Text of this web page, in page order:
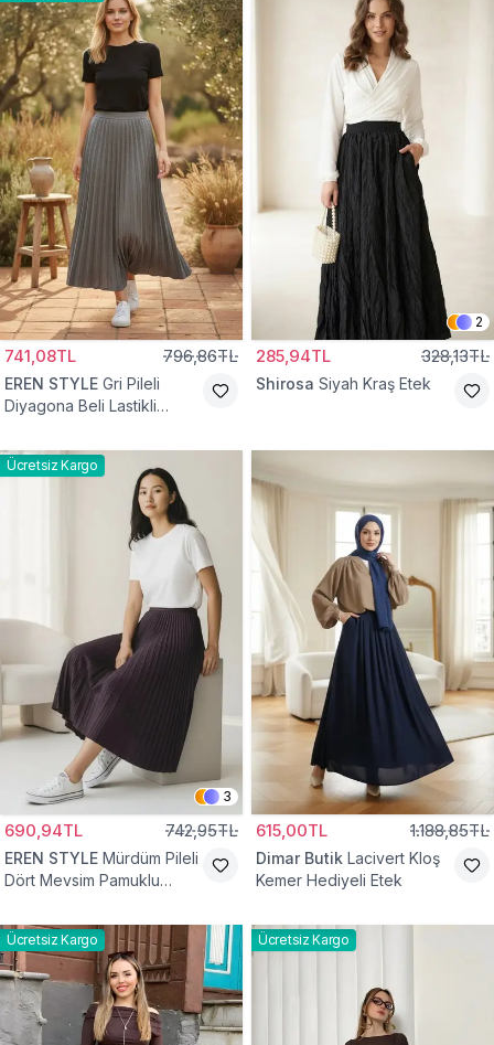
741,08TL 796,86TL
EREN STYLE Gri Pileli
Diyagona Beli Lastikli
2
285,94TL 328,13TL
Shirosa Siyah Kraş Etek
Ücretsiz Kargo
3
690,94TL 742,95TL
EREN STYLE Mürdüm Pileli
Dört Mevsim Pamuklu
615,00TL 1.188,85TL
Dimar Butik Lacivert Kloş
Kemer Hediyeli Etek
Ücretsiz Kargo Ücretsiz Kargo